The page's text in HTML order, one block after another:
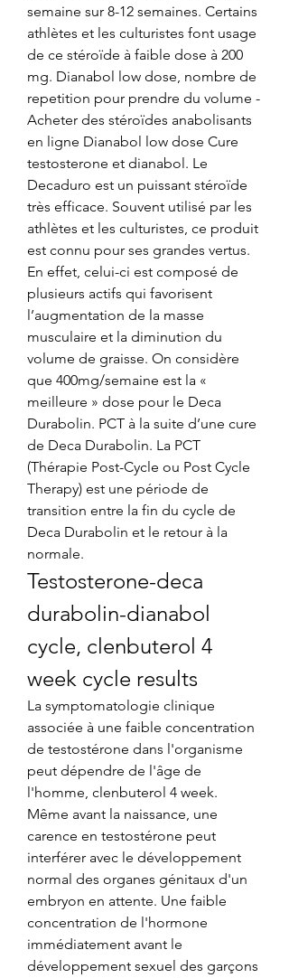
semaine sur 8-12 semaines. Certains
athlètes et les culturistes font usage
de ce stéroïde à faible dose à 200
mg. Dianabol low dose, nombre de
repetition pour prendre du volume -
Acheter des stéroïdes anabolisants
en ligne Dianabol low dose Cure
testosterone et dianabol. Le
Decaduro est un puissant stéroïde
très efficace. Souvent utilisé par les
athlètes et les culturistes, ce produit
est connu pour ses grandes vertus.
En effet, celui-ci est composé de
plusieurs actifs qui favorisent
l’augmentation de la masse
musculaire et la diminution du
volume de graisse. On considère
que 400mg/semaine est la «
meilleure » dose pour le Deca
Durabolin. PCT à la suite d’une cure
de Deca Durabolin. La PCT
(Thérapie Post-Cycle ou Post Cycle
Therapy) est une période de
transition entre la fin du cycle de
Deca Durabolin et le retour à la
normale.
Testosterone-deca
durabolin-dianabol
cycle, clenbuterol 4
week cycle results
La symptomatologie clinique
associée à une faible concentration
de testostérone dans l'organisme
peut dépendre de l'âge de
l'homme, clenbuterol 4 week.
Même avant la naissance, une
carence en testostérone peut
interférer avec le développement
normal des organes génitaux d'un
embryon en attente. Une faible
concentration de l'hormone
immédiatement avant le
développement sexuel des garçons